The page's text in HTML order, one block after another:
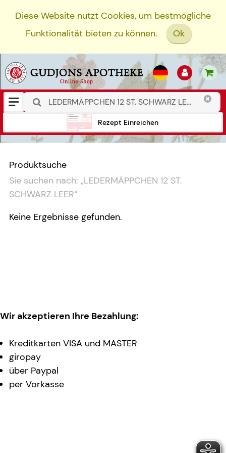
Diese Website nutzt Cookies, um bestmögliche
Funktionalität bieten zu können.
Ok
Rezept Einreichen
Produktsuche
Sie suchen nach: „LEDERMÄPPCHEN 12 ST.
SCHWARZ LEER“
Keine Ergebnisse gefunden.
Wir akzeptieren Ihre Bezahlung:
Kreditkarten VISA und MASTER
giropay
über Paypal
per Vorkasse